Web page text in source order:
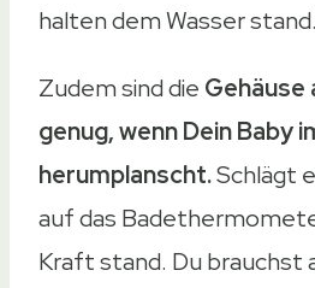
halten dem Wasser stand.
Zudem sind die Gehäuse
genug, wenn Dein Baby
herumplanscht.Schlägt
auf das
Kraft stand. Du brauchst